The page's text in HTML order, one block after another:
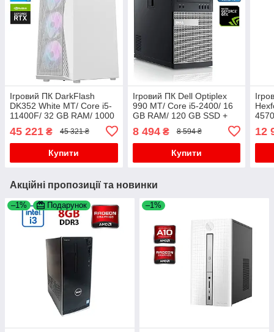
Ігровий ПК DarkFlash
DK352 White MT/ Core i5-
11400F/ 32 GB RAM/ 1000
3070 8GB/ 850W
45 221 ₴ 45 321 ₴
Купити
Ігровий ПК Dell Optiplex
990 MT/ Core i5-2400/ 16
GB RAM/ 120 GB SSD +
GTX 745 4GB
8 494₴ 8 594 ₴
Купити
12
Акційні пропозиції та новинки
–1% Подарунок –1%